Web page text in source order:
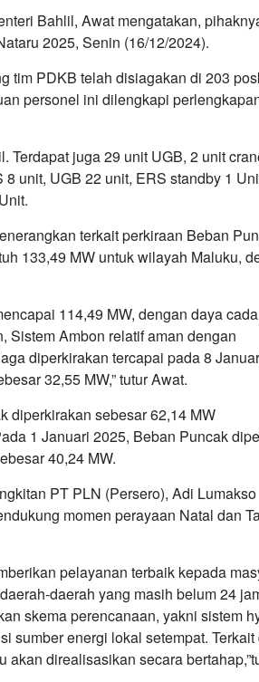
Bahlil, Awat mengatakan,
2025, Senin (16/12/2024).
tim PDKB telah disiagakan di 203
personel ini dilengkapi
Terdapat juga 29 unit UGB, 2 unit
unit, UGB 22 unit, ERS standby 1
terkait perkiraan Beban
133,49 MW untuk wilayah Maluku,
114,49 MW, dengan daya
Sistem Ambon relatif aman dengan
diperkirakan tercapai pada 8
32,55 MW,” tutur Awat.
diperkirakan sebesar 62,14 MW
1 Januari 2025, Beban Puncak
40,24 MW.
PT PLN (Persero), Adi Lumakso
momen perayaan Natal dan
pelayanan terbaik kepada
daerah yang masih belum 24
skema perencanaan, yakni sistem
sumber energi lokal setempat. Terkait
direalisasikan secara